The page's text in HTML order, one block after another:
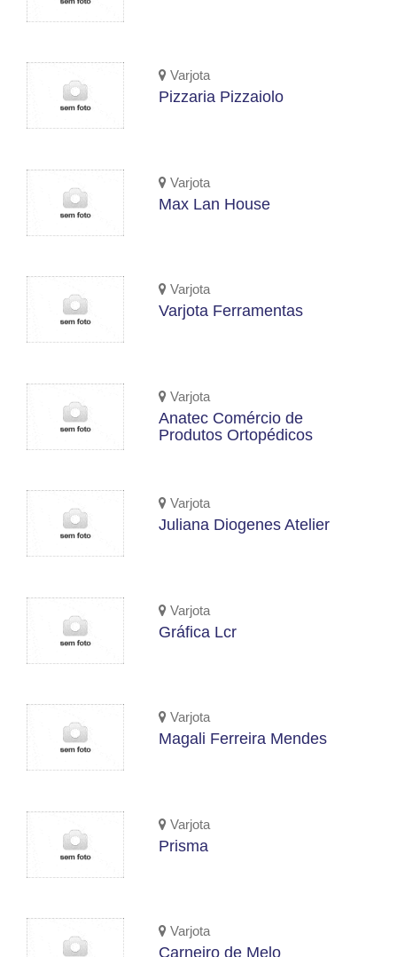
Varjota
Pizzaria Pizzaiolo
Varjota
Max Lan House
Varjota
Varjota Ferramentas
Varjota
Anatec Comércio de
Produtos Ortopédicos
Varjota
Juliana Diogenes Atelier
Varjota
Gráfica Lcr
Varjota
Magali Ferreira Mendes
Varjota
Prisma
Varjota
Carneiro de Melo